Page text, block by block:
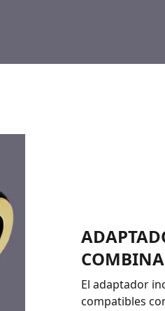
El adaptador
compatibles